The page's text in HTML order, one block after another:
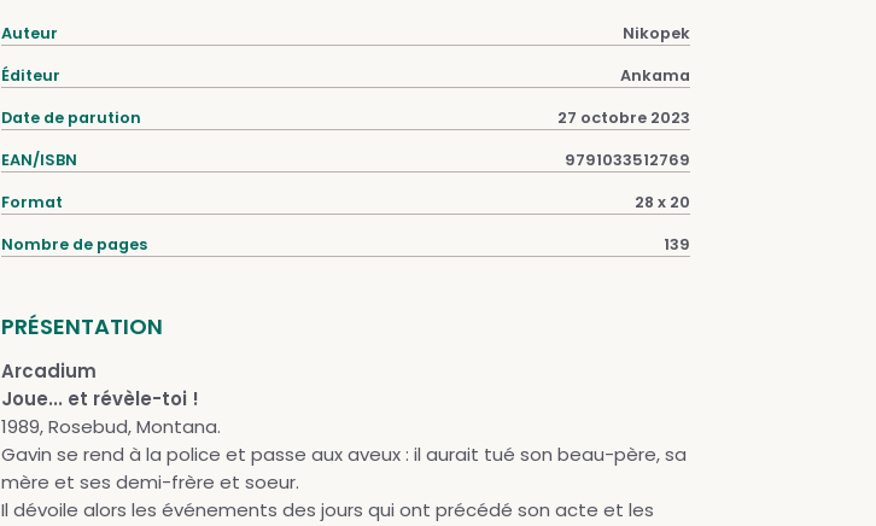
Auteur Nikopek
Éditeur Ankama
Date de parution 27 octobre 2023
EAN/ISBN 9791033512769
Format 28 x 20
Nombre de pages 139
PRÉSENTATION
Arcadium
Joue... et révèle-toi !
1989, Rosebud, Montana.
Gavin se rend à la police et passe aux aveux : il aurait tué son beau-père, sa
mère et ses demi-frère et soeur.
Il dévoile alors les événements des jours qui ont précédé son acte et les